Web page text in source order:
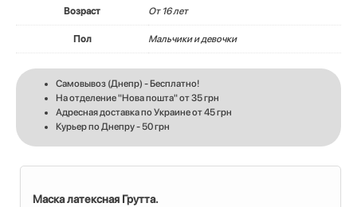
Возраст От 16 лет
Пол Мальчики и девочки
Самовывоз (Днепр) - Бесплатно!
На отделение "Нова пошта" от 35 грн
Адресная доставка по Украине от 45 грн
Курьер по Днепру - 50 грн
Маска латексная Грутта.